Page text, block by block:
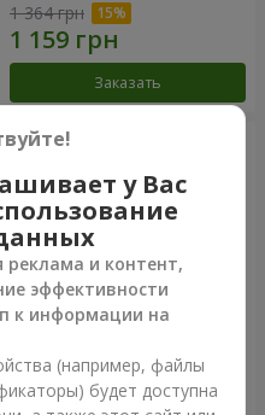
1 364 грн
Заказать
Букет "Moon Dance"
у Вас
реклама и контент,
эффективности
к информации на
(например, файлы
будет доступна